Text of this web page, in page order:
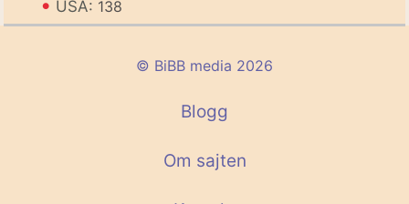
• USA: 138
© BiBB media 2026
Blogg
Om sajten